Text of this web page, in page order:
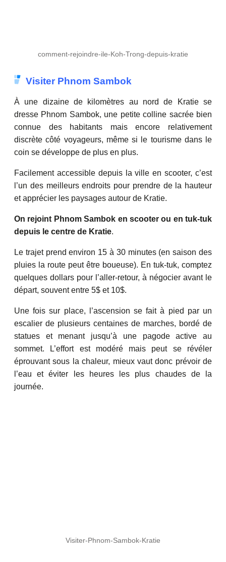
comment-rejoindre-ile-Koh-Trong-depuis-kratie
Visiter Phnom Sambok
À une dizaine de kilomètres au nord de Kratie se
dresse Phnom Sambok, une petite colline sacrée bien
connue des habitants mais encore relativement
discrète côté voyageurs, même si le tourisme dans le
coin se développe de plus en plus.
Facilement accessible depuis la ville en scooter, c’est
l’un des meilleurs endroits pour prendre de la hauteur
et apprécier les paysages autour de Kratie.
On rejoint Phnom Sambok en scooter ou en tuk-tuk
depuis le centre de Kratie.
Le trajet prend environ 15 à 30 minutes (en saison des
pluies la route peut être boueuse). En tuk-tuk, comptez
quelques dollars pour l’aller-retour, à négocier avant le
départ, souvent entre 5$ et 10$.
Une fois sur place, l’ascension se fait à pied par un
escalier de plusieurs centaines de marches, bordé de
statues et menant jusqu’à une pagode active au
sommet. L’effort est modéré mais peut se révéler
éprouvant sous la chaleur, mieux vaut donc prévoir de
l’eau et éviter les heures les plus chaudes de la
journée.
Visiter-Phnom-Sambok-Kratie